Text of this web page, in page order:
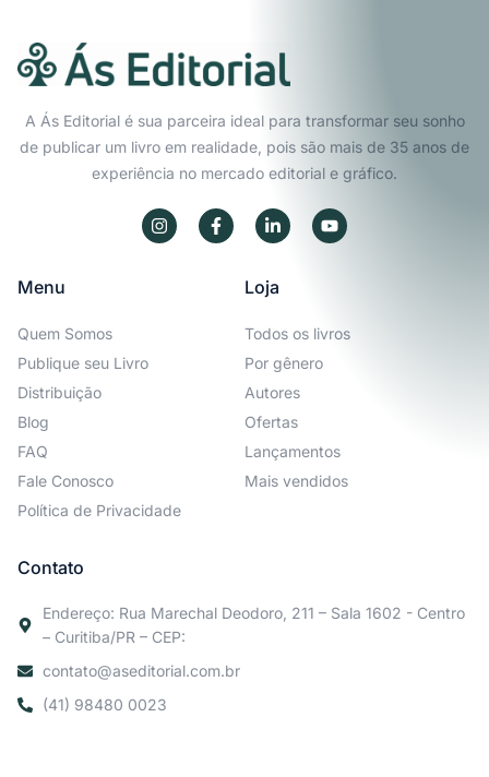
A Ás Editorial é sua parceira ideal para transformar seu sonho
de publicar um livro em realidade, pois são mais de 35 anos de
experiência no mercado editorial e gráfico.
Menu
Quem Somos
Publique seu Livro
Distribuição
Blog
FAQ
Fale Conosco
Política de Privacidade
Loja
Todos os livros
Por gênero
Autores
Ofertas
Lançamentos
Mais vendidos
Contato
Endereço: Rua Marechal Deodoro, 211 – Sala 1602 - Centro
– Curitiba/PR – CEP:
contato@aseditorial.com.br
(41) 98480 0023